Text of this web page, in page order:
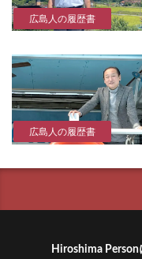
広島人の履歴書
広島人の履歴書
Hiroshima Person